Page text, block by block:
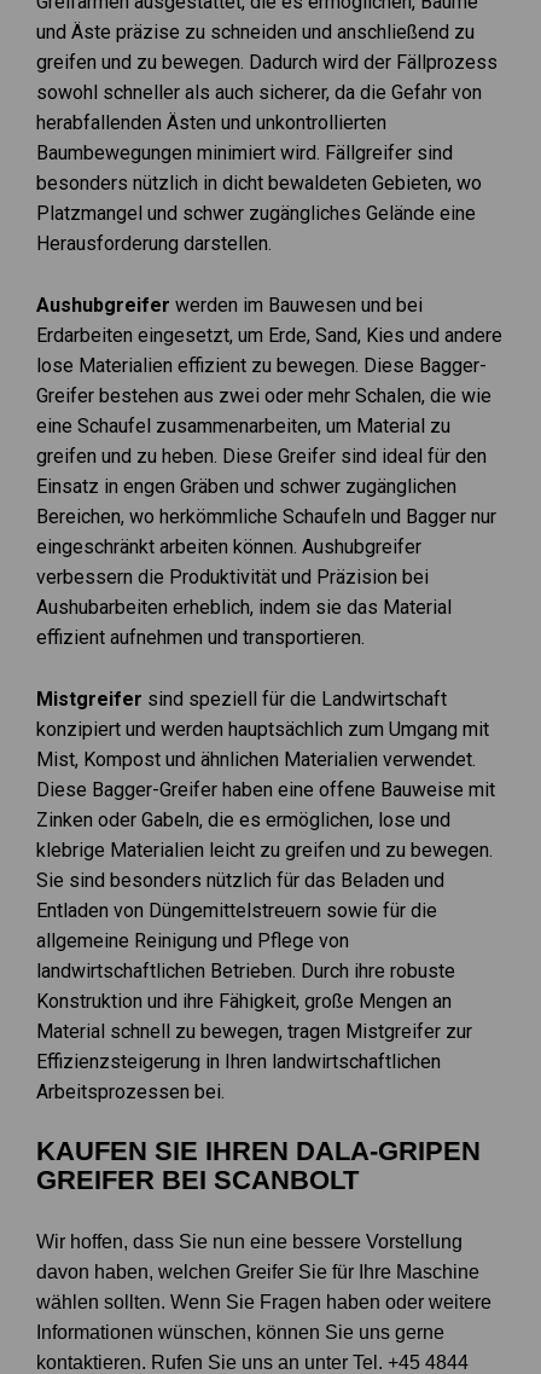
und Äste präzise zu schneiden und anschließend zu
greifen und zu bewegen. Dadurch wird der Fällprozess
sowohl schneller als auch sicherer, da die Gefahr von
herabfallenden Ästen und unkontrollierten
Baumbewegungen minimiert wird. Fällgreifer sind
besonders nützlich in dicht bewaldeten Gebieten, wo
Platzmangel und schwer zugängliches Gelände eine
Herausforderung darstellen.
Aushubgreifer werden im Bauwesen und bei
Erdarbeiten eingesetzt, um Erde, Sand, Kies und andere
lose Materialien effizient zu bewegen. Diese Bagger-
Greifer bestehen aus zwei oder mehr Schalen, die wie
eine Schaufel zusammenarbeiten, um Material zu
greifen und zu heben. Diese Greifer sind ideal für den
Einsatz in engen Gräben und schwer zugänglichen
Bereichen, wo herkömmliche Schaufeln und Bagger nur
eingeschränkt arbeiten können. Aushubgreifer
verbessern die Produktivität und Präzision bei
Aushubarbeiten erheblich, indem sie das Material
effizient aufnehmen und transportieren.
Mistgreifer sind speziell für die Landwirtschaft
konzipiert und werden hauptsächlich zum Umgang mit
Mist, Kompost und ähnlichen Materialien verwendet.
Diese Bagger-Greifer haben eine offene Bauweise mit
Zinken oder Gabeln, die es ermöglichen, lose und
klebrige Materialien leicht zu greifen und zu bewegen.
Sie sind besonders nützlich für das Beladen und
Entladen von Düngemittelstreuern sowie für die
allgemeine Reinigung und Pflege von
landwirtschaftlichen Betrieben. Durch ihre robuste
Konstruktion und ihre Fähigkeit, große Mengen an
Material schnell zu bewegen, tragen Mistgreifer zur
Effizienzsteigerung in Ihren landwirtschaftlichen
Arbeitsprozessen bei.
KAUFEN SIE IHREN DALA-GRIPEN
GREIFER BEI SCANBOLT
Wir hoffen, dass Sie nun eine bessere Vorstellung
davon haben, welchen Greifer Sie für Ihre Maschine
wählen sollten. Wenn Sie Fragen haben oder weitere
Informationen wünschen, können Sie uns gerne
kontaktieren. Rufen Sie uns an unter Tel. +45 4844